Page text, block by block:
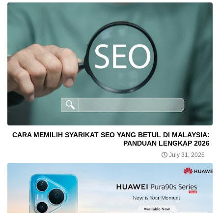
CARA MEMILIH SYARIKAT SEO YANG BETUL DI MALAYSIA:
PANDUAN LENGKAP 2026
July 31, 2026